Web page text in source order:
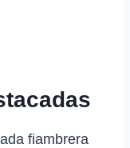
fiambrera